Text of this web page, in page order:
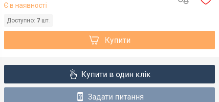
Є в наявності
Доступно: 7 шт.
Купити
Купити в один клік
Задати питання